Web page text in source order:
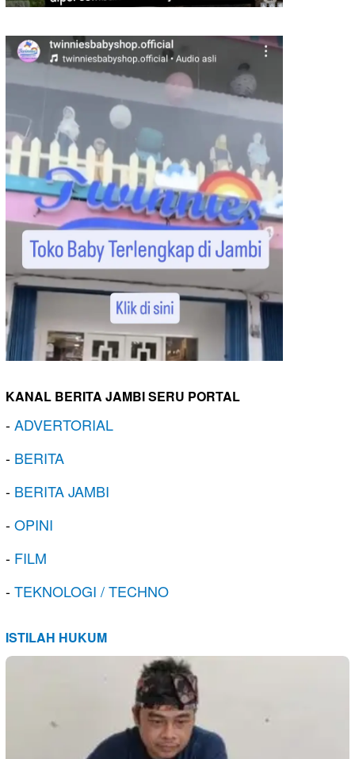
KANAL BERITA JAMBI SERU PORTAL
-ADVERTORIAL
- BERITA
- BERITA JAMBI
-OPINI
- FILM
-TEKNOLOGI / TECHNO
ISTILAH HUKUM